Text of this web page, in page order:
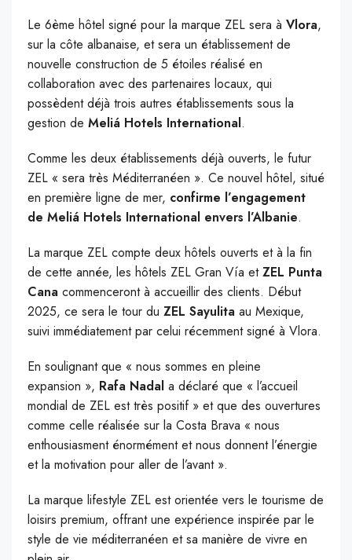
Le 6ème hôtel signé pour la marque ZEL sera à Vlora,
sur la côte albanaise, et sera un établissement de
nouvelle construction de 5 étoiles réalisé en
collaboration avec des partenaires locaux, qui
possèdent déjà trois autres établissements sous la
gestion de Meliá Hotels International.
Comme les deux établissements déjà ouverts, le futur
ZEL « sera très Méditerranéen ». Ce nouvel hôtel, situé
en première ligne de mer, confirme l’engagement
de Meliá Hotels International envers l’Albanie.
La marque ZEL compte deux hôtels ouverts et à la fin
de cette année, les hôtels ZEL Gran Vía etZEL Punta
Cana commenceront à accueillir des clients. Début
2025, ce sera le tour du ZEL Sayulita au Mexique,
suivi immédiatement par celui récemment signé à Vlora.
En soulignant que « nous sommes en pleine
expansion », Rafa Nadal a déclaré que « l’accueil
mondial de ZEL est très positif » et que des ouvertures
comme celle réalisée sur la Costa Brava « nous
enthousiasment énormément et nous donnent l’énergie
et la motivation pour aller de l’avant ».
La marque lifestyle ZEL est orientée vers le tourisme de
loisirs premium, offrant une expérience inspirée par le
style de vie méditerranéen et sa manière de vivre en